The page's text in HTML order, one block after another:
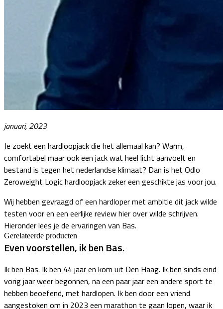
januari, 2023
Je zoekt een hardloopjack die het allemaal kan? Warm,
comfortabel maar ook een jack wat heel licht aanvoelt en
bestand is tegen het nederlandse klimaat? Dan is het Odlo
Zeroweight Logic hardloopjack zeker een geschikte jas voor jou.
Wij hebben gevraagd of een hardloper met ambitie dit jack wilde
testen voor en een eerlijke review hier over wilde schrijven.
Hieronder lees je de ervaringen van Bas.
Gerelateerde producten
Even voorstellen, ik ben Bas.
Ik ben Bas. Ik ben 44 jaar en kom uit Den Haag. Ik ben sinds eind
vorig jaar weer begonnen, na een paar jaar een andere sport te
hebben beoefend, met hardlopen. Ik ben door een vriend
aangestoken om in 2023 een marathon te gaan lopen, waar ik